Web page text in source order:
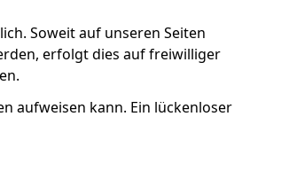
Soweit auf unseren Seiten
erfolgt dies auf freiwilliger
aufweisen kann. Ein lückenloser